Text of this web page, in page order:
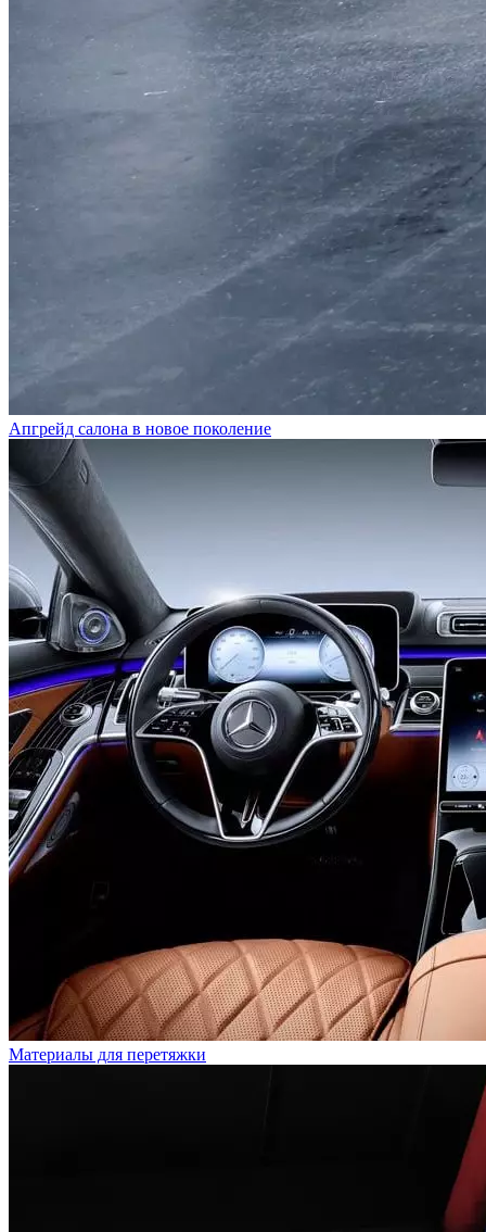
Апгрейд салона в новое поколение
Материалы для перетяжки